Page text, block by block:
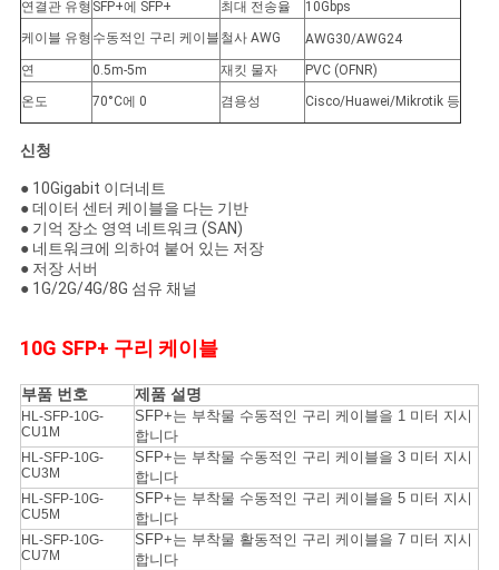
이
트
맵
개
인
정
호
정
책
연결관 유형 SFP+에 SFP+ 최대 전송율
10Gbps
케이블 유형 수동적인 구리 케이블 철사 AWG
AWG30/AWG24
연
0.5m-5m 재킷 물자
PVC (OFNR)
온도
70°C에 0 겸용성 Cisco/Huawei/Mikrotik 등
신청
● 10Gigabit 이더네트
● 데이터 센터 케이블을 다는 기반
● 기억 장소 영역 네트워크 (SAN)
● 네트워크에 의하여 붙어 있는 저장
● 저장 서버
● 1G/2G/4G/8G 섬유 채널
10G SFP+ 구리 케이블
부품 번호 제품 설명
HL-SFP-10G-
CU1M
SFP+는 부착물 수동적인 구리 케이블을 1 미터 지시
합니다
HL-SFP-10G-
CU3M
SFP+는 부착물 수동적인 구리 케이블을 3 미터 지시
합니다
HL-SFP-10G-
CU5M
SFP+는 부착물 수동적인 구리 케이블을 5 미터 지시
합니다
HL-SFP-10G-
CU7M
SFP+는 부착물 활동적인 구리 케이블을 7 미터 지시
합니다